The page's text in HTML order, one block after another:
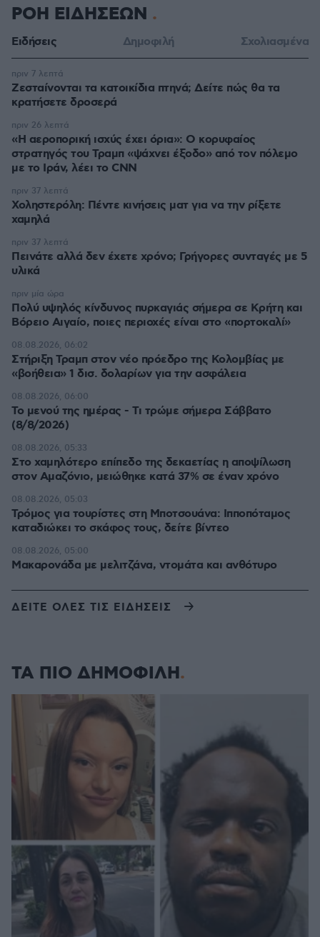
ΡΟΗ ΕΙΔΗΣΕΩΝ
Ειδήσεις Δημοφιλή Σχολιασμένα
Ζεσταίνονται τα κατοικίδια πτηνά; Δείτε πώς θα τα
κρατήσετε δροσερά
πριν 7 λεπτά
«Η αεροπορική ισχύς έχει όρια»: Ο κορυφαίος
στρατηγός του Τραμπ «ψάχνει έξοδο» από τον πόλεμο
με το Ιράν, λέει το CNN
πριν 26 λεπτά
Χοληστερόλη: Πέντε κινήσεις ματ για να την ρίξετε
χαμηλά
πριν 37 λεπτά
Πεινάτε αλλά δεν έχετε χρόνο; Γρήγορες συνταγές με 5
υλικά
πριν 37 λεπτά
Πολύ υψηλός κίνδυνος πυρκαγιάς σήμερα σε Κρήτη και
Βόρειο Αιγαίο, ποιες περιοχές είναι στο «πορτοκαλί»
πριν μία ώρα
Στήριξη Τραμπ στον νέο πρόεδρο της Κολομβίας με
«βοήθεια» 1 δισ. δολαρίων για την ασφάλεια
08.08.2026, 06:02
Το μενού της ημέρας - Τι τρώμε σήμερα Σάββατο
(8/8/2026)
08.08.2026, 06:00
Στο χαμηλότερο επίπεδο της δεκαετίας η αποψίλωση
στον Αμαζόνιο, μειώθηκε κατά 37% σε έναν χρόνο
08.08.2026, 05:33
Τρόμος για τουρίστες στη Μποτσουάνα: Ιπποπόταμος
καταδιώκει το σκάφος τους, δείτε βίντεο
08.08.2026, 05:03
Μακαρονάδα με μελιτζάνα, ντομάτα και ανθότυρο
08.08.2026, 05:00
ΔΕΙΤΕ ΟΛΕΣ ΤΙΣ ΕΙΔΗΣΕΙΣ
ΤΑ ΠΙΟ ΔΗΜΟΦΙΛΗ